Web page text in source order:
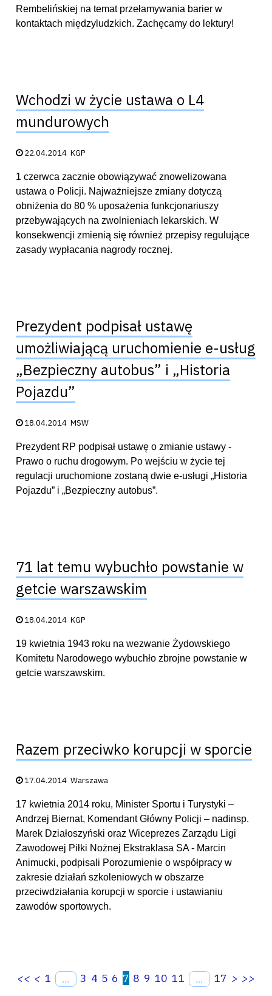
Rembelińskiej na temat przełamywania barier w
kontaktach międzyludzkich. Zachęcamy do lektury!
Wchodzi w życie ustawa o L4
mundurowych
Data publikacji:
22.04.2014KGP
1 czerwca zacznie obowiązywać znowelizowana
ustawa o Policji. Najważniejsze zmiany dotyczą
obniżenia do 80 % uposażenia funkcjonariuszy
przebywających na zwolnieniach lekarskich. W
konsekwencji zmienią się również przepisy regulujące
zasady wypłacania nagrody rocznej.
Prezydent podpisał ustawę
umożliwiającą uruchomienie e-usług
„Bezpieczny autobus” i „Historia
Pojazdu”
Data publikacji:
18.04.2014MSW
Prezydent RP podpisał ustawę o zmianie ustawy -
Prawo o ruchu drogowym. Po wejściu w życie tej
regulacji uruchomione zostaną dwie e-usługi „Historia
Pojazdu” i „Bezpieczny autobus”.
71 lat temu wybuchło powstanie w
getcie warszawskim
Data publikacji:
18.04.2014KGP
19 kwietnia 1943 roku na wezwanie Żydowskiego
Komitetu Narodowego wybuchło zbrojne powstanie w
getcie warszawskim.
Razem przeciwko korupcji w sporcie
Data publikacji:
17.04.2014Warszawa
17 kwietnia 2014 roku, Minister Sportu i Turystyki –
Andrzej Biernat, Komendant Główny Policji – nadinsp.
Marek Działoszyński oraz Wiceprezes Zarządu Ligi
Zawodowej Piłki Nożnej Ekstraklasa SA - Marcin
Animucki, podpisali Porozumienie o współpracy w
zakresie działań szkoleniowych w obszarze
przeciwdziałania korupcji w sporcie i ustawianiu
zawodów sportowych.
<< < 1 ... 3 4 5 6 7 8 9 10 11 ... 17 > >>